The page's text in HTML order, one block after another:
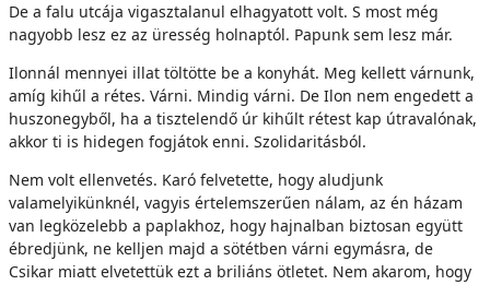
De a falu utcája vigasztalanul elhagyatott volt. S most még
nagyobb lesz ez az üresség holnaptól. Papunk sem lesz már.
Ilonnál mennyei illat töltötte be a konyhát. Meg kellett várnunk,
amíg kihűl a rétes. Várni. Mindig várni. De Ilon nem engedett a
huszonegyből, ha a tisztelendő úr kihűlt rétest kap útravalónak,
akkor ti is hidegen fogjátok enni. Szolidaritásból.
Nem volt ellenvetés. Karó felvetette, hogy aludjunk
valamelyikünknél, vagyis értelemszerűen nálam, az én házam
van legközelebb a paplakhoz, hogy hajnalban biztosan együtt
ébredjünk, ne kelljen majd a sötétben várni egymásra, de
Csikar miatt elvetettük ezt a briliáns ötletet. Nem akarom, hogy